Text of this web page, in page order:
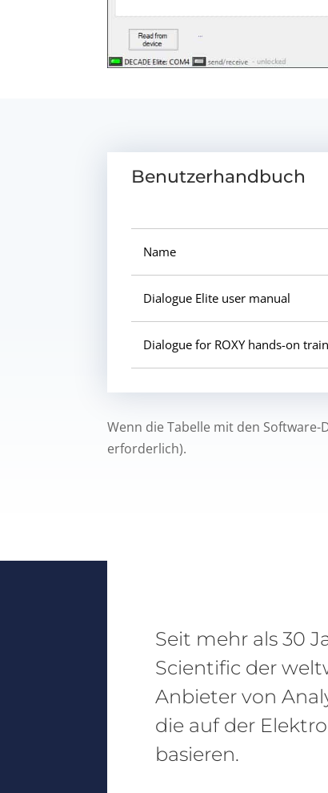
Benutzerhandbuch
Name
Dialogue Elite user manual
Dialogue for ROXY hands-on
Wenn die Tabelle mit den
erforderlich).
Seit mehr als 30
Scientific der
Anbieter von
die auf der
basieren.